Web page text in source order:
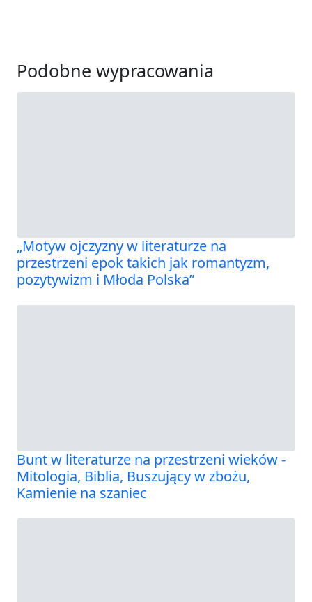
Podobne wypracowania
„Motyw ojczyzny w literaturze na
przestrzeni epok takich jak romantyzm,
pozytywizm i Młoda Polska”
Bunt w literaturze na przestrzeni wieków -
Mitologia, Biblia, Buszujący w zbożu,
Kamienie na szaniec